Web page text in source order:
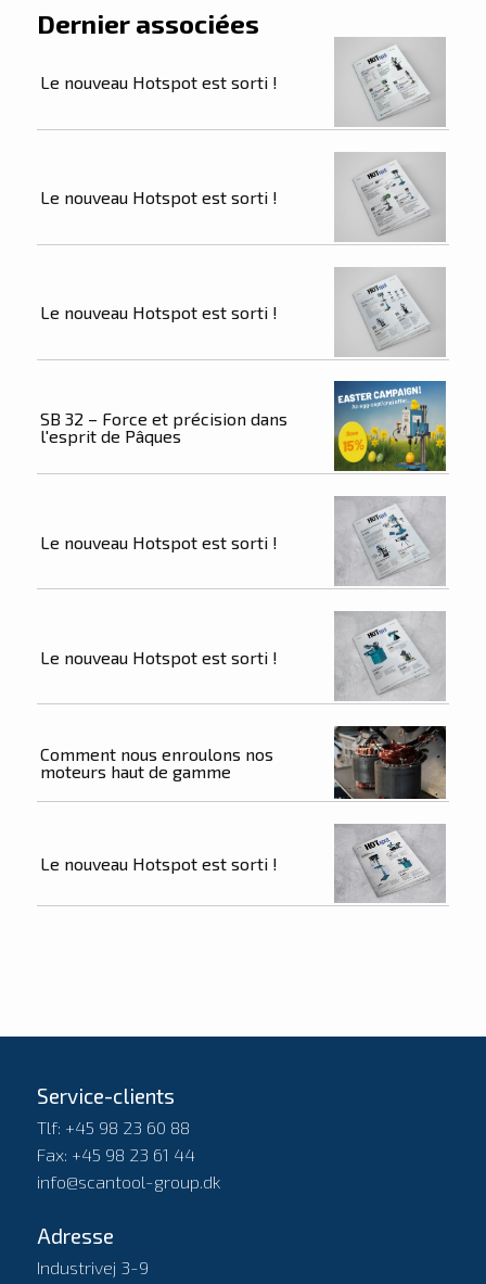
Dernier associées
Le nouveau Hotspot est sorti !
Le nouveau Hotspot est sorti !
Le nouveau Hotspot est sorti !
SB 32 – Force et précision dans
l'esprit de Pâques
Le nouveau Hotspot est sorti !
Le nouveau Hotspot est sorti !
Comment nous enroulons nos
moteurs haut de gamme
Le nouveau Hotspot est sorti !
Service-clients
Tlf: +45 98 23 60 88
Fax: +45 98 23 61 44
info@scantool-group.dk
Adresse
Industrivej 3-9